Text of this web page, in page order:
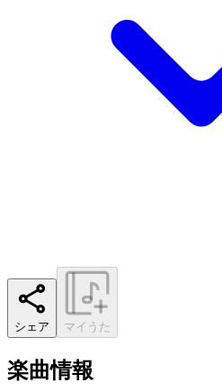
シェア マイうた
楽曲情報